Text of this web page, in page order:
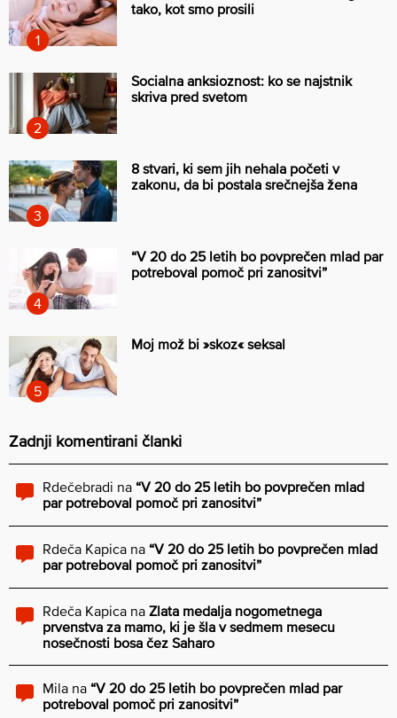
tako, kot smo prosili
Socialna anksioznost: ko se najstnik
skriva pred svetom
8 stvari, ki sem jih nehala početi v
zakonu, da bi postala srečnejša žena
“V 20 do 25 letih bo povprečen mlad par
potreboval pomoč pri zanositvi”
Moj mož bi »skoz« seksal
Zadnji komentirani članki
Rdečebradi na “V 20 do 25 letih bo povprečen mlad
par potreboval pomoč pri zanositvi”
Rdeča Kapica na “V 20 do 25 letih bo povprečen mlad
par potreboval pomoč pri zanositvi”
Rdeča Kapica na Zlata medalja nogometnega
prvenstva za mamo, ki je šla v sedmem mesecu
nosečnosti bosa čez Saharo
Mila na “V 20 do 25 letih bo povprečen mlad par
potreboval pomoč pri zanositvi”